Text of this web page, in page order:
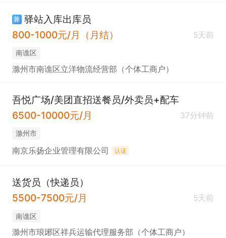
兼 驿站入库出库员
800-1000元/月（月结）
5天前
南谯区
滁州市南谯区立洋物流经营部（个体工商户）
吾悦广场/美团直招送餐员/外卖员+配车
6500-10000元/月
37分钟前
滁州市
南京乐扬企业管理有限公司 认证
送货员（快递员）
5500-7500元/月
5天前
南谯区
滁州市琅琊区祥兵运输代理服务部（个体工商户）